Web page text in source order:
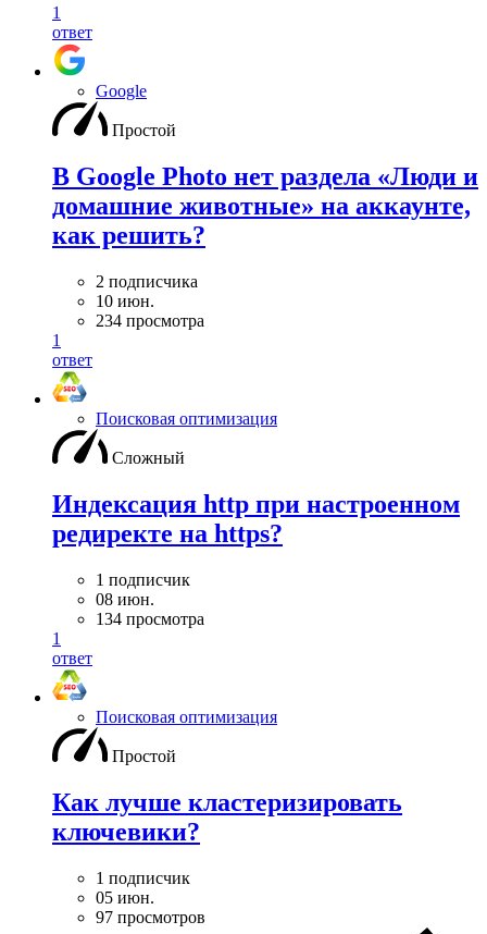
1
ответ
Google
Простой
В Google Photo нет раздела «Люди и
домашние животные» на аккаунте,
как решить?
2 подписчика
10 июн.
234 просмотра
1
ответ
Поисковая оптимизация
Сложный
Индексация http при настроенном
редиректе на https?
1 подписчик
08 июн.
134 просмотра
1
ответ
Поисковая оптимизация
Простой
Как лучше кластеризировать
ключевики?
1 подписчик
05 июн.
97 просмотров